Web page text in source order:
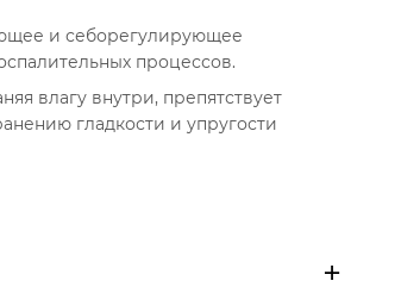
и себорегулирующее
процессов.
влагу внутри, препятствует
гладкости и упругости